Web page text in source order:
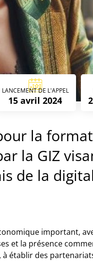
LANCEMENT DE L'APPEL
15 avril 2024
la
la GIZ
de la
important,
et la présence
établir des